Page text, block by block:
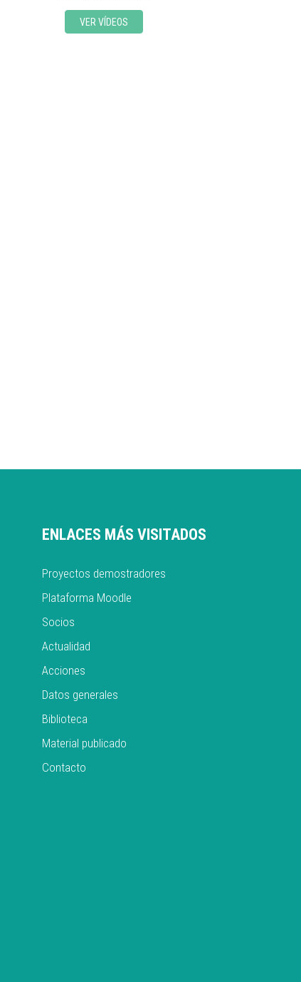
VER VÍDEOS
ENLACES MÁS VISITADOS
Proyectos demostradores
Plataforma Moodle
Socios
Actualidad
Acciones
Datos generales
Biblioteca
Material publicado
Contacto